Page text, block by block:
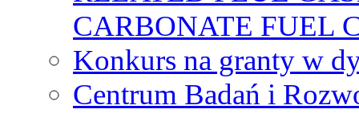
CARBONATE FUEL
Konkurs na granty w
Centrum Badań i